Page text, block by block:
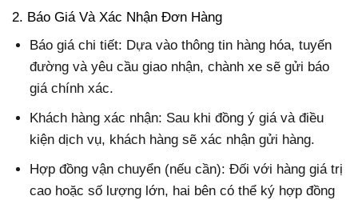
2. Báo Giá Và Xác Nhận Đơn Hàng
Báo giá chi tiết: Dựa vào thông tin hàng hóa, tuyến
đường và yêu cầu giao nhận, chành xe sẽ gửi báo
giá chính xác.
Khách hàng xác nhận: Sau khi đồng ý giá và điều
kiện dịch vụ, khách hàng sẽ xác nhận gửi hàng.
Hợp đồng vận chuyển (nếu cần): Đối với hàng giá trị
cao hoặc số lượng lớn, hai bên có thể ký hợp đồng